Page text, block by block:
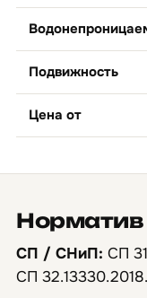
Подвижность
Цена от
Норматив
СП / СНиП: СП
СП 32.13330.2018.